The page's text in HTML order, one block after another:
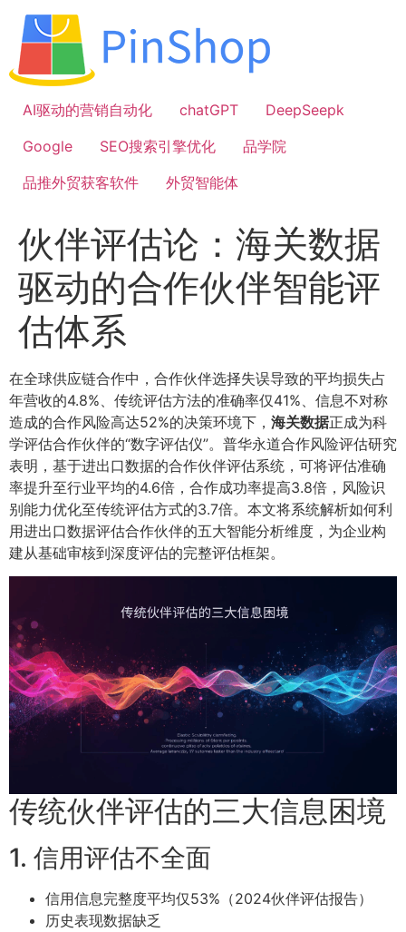
容
AI驱动的营销自动化
chatGPT
DeepSeepk
Google
SEO搜索引擎优化
品学院
品推外贸获客软件
外贸智能体
伙伴评估论：海关数据
驱动的合作伙伴智能评
估体系
在全球供应链合作中，合作伙伴选择失误导致的平均损失占
年营收的4.8%、传统评估方法的准确率仅41%、信息不对称
造成的合作风险高达52%的决策环境下， 海关数据正成为科
学评估合作伙伴的“数字评估仪”。普华永道合作风险评估研究
表明，基于进出口数据的合作伙伴评估系统，可将评估准确
率提升至行业平均的4.6倍，合作成功率提高3.8倍，风险识
别能力优化至传统评估方式的3.7倍。本文将系统解析如何利
用进出口数据评估合作伙伴的五大智能分析维度，为企业构
建从基础审核到深度评估的完整评估框架。
传统伙伴评估的三大信息困境
1. 信用评估不全面
信用信息完整度平均仅53%（2024伙伴评估报告）
历史表现数据缺乏